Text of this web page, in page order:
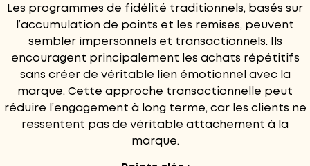
Les programmes de fidélité traditionnels, basés sur
l’accumulation de points et les remises, peuvent
sembler impersonnels et transactionnels. Ils
encouragent principalement les achats répétitifs
sans créer de véritable lien émotionnel avec la
marque. Cette approche transactionnelle peut
réduire l’engagement à long terme, car les clients ne
ressentent pas de véritable attachement à la
marque.